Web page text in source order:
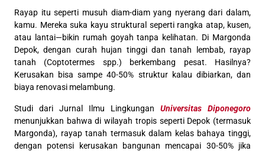
Rayap itu seperti musuh diam-diam yang nyerang dari dalam,
kamu. Mereka suka kayu struktural seperti rangka atap, kusen,
atau lantai—bikin rumah goyah tanpa kelihatan. Di Margonda
Depok, dengan curah hujan tinggi dan tanah lembab, rayap
tanah (Coptotermes spp.) berkembang pesat. Hasilnya?
Kerusakan bisa sampe 40-50% struktur kalau dibiarkan, dan
biaya renovasi melambung.
Studi dari Jurnal Ilmu Lingkungan Universitas Diponegoro
menunjukkan bahwa di wilayah tropis seperti Depok (termasuk
Margonda), rayap tanah termasuk dalam kelas bahaya tinggi,
dengan potensi kerusakan bangunan mencapai 30-50% jika